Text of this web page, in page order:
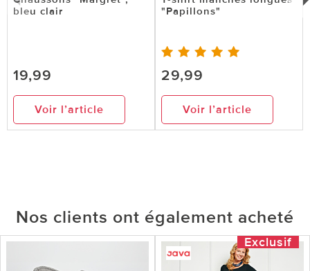
bleu clair
19,99
Voir l’article
"Papillons"
29,99
Voir l’article
Nos clients ont également acheté
Exclusif